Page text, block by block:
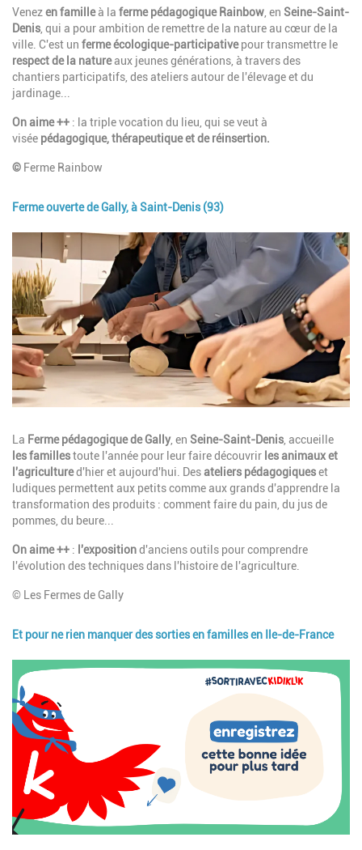
Description
Venezen familleà la ferme pédagogique Rainbow, en Seine-Saint-
Denis, qui a pour ambition de remettre de la nature au cœur de la
ville. C'est un ferme écologique-participativepour transmettre le
respect de la natureaux jeunes générations, à travers des
chantiers participatifs, des ateliers autour de l'élevage et du
jardinage...
On aime ++ : la triple vocation du lieu, qui se veut à
visée pédagogique, thérapeutique et de réinsertion.
© Ferme Rainbow
Ferme ouverte de Gally, à Saint-Denis (93)
Image
Description
La Ferme pédagogique de Gally, en Seine-Saint-Denis, accueille
les famillestoute l'année pour leur faire découvrir les animaux et
l'agricultured'hier et aujourd'hui. Desateliers pédagogiqueset
ludiques permettent aux petits comme aux grands d'apprendre la
transformation des produits : comment faire du pain, du jus de
pommes, du beure...
On aime ++ : l'expositiond'anciens outils pour comprendre
l'évolution des techniques dans l'histoire de l'agriculture.
© Les Fermes de Gally
Et pour ne rien manquer des sorties en familles en Ile-de-France
Image